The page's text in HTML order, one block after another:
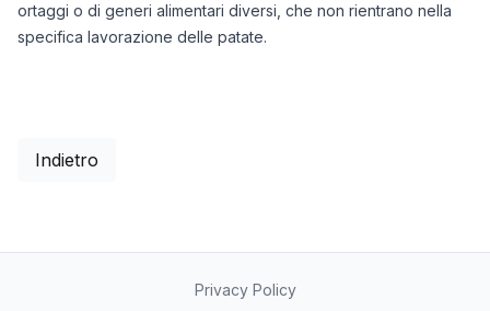
ortaggi o di generi alimentari diversi, che non rientrano nella
specifica lavorazione delle patate.
Indietro
Privacy Policy